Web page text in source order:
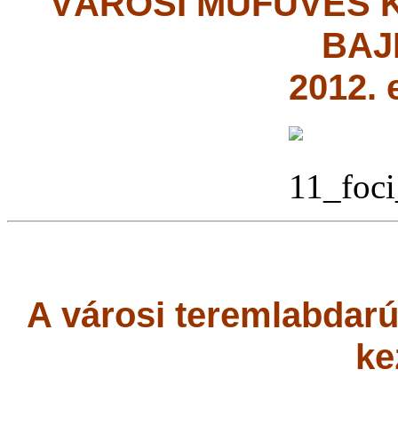
2012.
A városi